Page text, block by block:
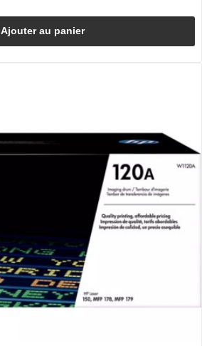
Ajouter au panier